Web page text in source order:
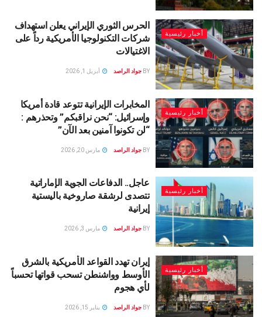
أخبار رئيسية
الحرس الثوري الإيراني يعلن استهداف
شركات التكنولوجيا الأمريكية رداً على
الاغتيالات
BY جواد الراصد أبريل 1, 2026
أخبار رئيسية
المخابرات الإيرانية تتوعد قادة أمريكا
وإسرائيل: “نحن نراقبكم” وتحذرهم :
“لن تكونوا آمنين بعد الآن”
BY جواد الراصد مارس 20, 2026
أخبار رئيسية
عاجل.. الدفاعات الجوية الإماراتية
تتصدى لرشقة صاروخية باليستية
إيرانية
BY جواد الراصد مارس 3, 2026
أخبار رئيسية
إيران تهدد القواعد الأمريكية بالشرق
الأوسط وواشنطن تسحب قواتها تحسباً
لأي هجوم
BY جواد الراصد يناير 15, 2026